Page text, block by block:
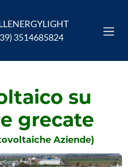
3514685824
su
grecate
Aziende)